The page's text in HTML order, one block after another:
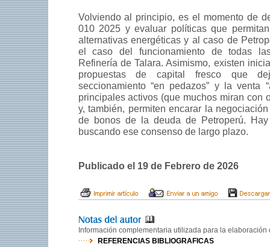
Volviendo al principio, es el momento de
010 2025 y evaluar políticas que
alternativas energéticas y al caso de
el caso del funcionamiento de todas
Refinería de Talara. Asimismo, existen
propuestas de capital fresco que
seccionamiento “en pedazos” y la venta
principales activos (que muchos miran con
y, también, permiten encarar la
de bonos de la deuda de Petroperú.
buscando ese consenso de largo plazo.
Publicado el 19 de Febrero de 2026
Información complementaria utilizada para la elaboración
REFERENCIAS BIBLIOGRAFICAS